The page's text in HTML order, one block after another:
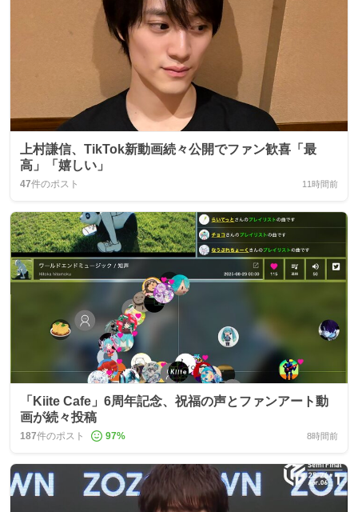
上村謙信、TikTok新動画続々公開でファン歓喜「最
高」「嬉しい」
47件のポスト 11時間前
「Kiite Cafe」6周年記念、祝福の声とファンアート動
画が続々投稿
187件のポスト 97% 8時間前